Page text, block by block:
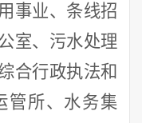
事业、 条线招
室、污水处理
合行政执法和
管所、水务集